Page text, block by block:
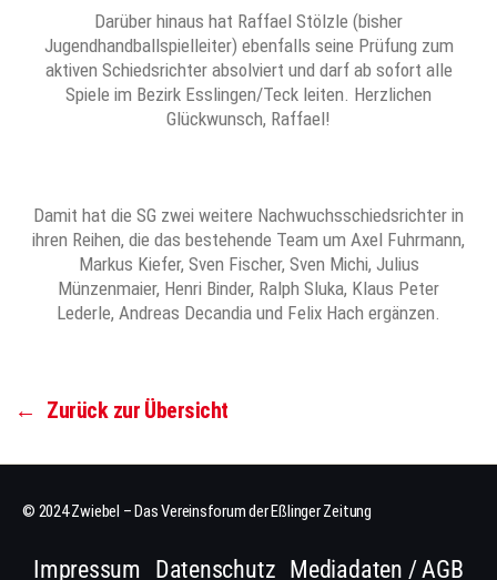
Darüber hinaus hat Raffael Stölzle (bisher
Jugendhandballspielleiter) ebenfalls seine Prüfung zum
aktiven Schiedsrichter absolviert und darf ab sofort alle
Spiele im Bezirk Esslingen/Teck leiten. Herzlichen
Glückwunsch, Raffael!
Damit hat die SG zwei weitere Nachwuchsschiedsrichter in
ihren Reihen, die das bestehende Team um Axel Fuhrmann,
Markus Kiefer, Sven Fischer, Sven Michi, Julius
Münzenmaier, Henri Binder, Ralph Sluka, Klaus Peter
Lederle, Andreas Decandia und Felix Hach ergänzen.
← Zurück zur Übersicht
© 2024 Zwiebel – Das Vereinsforum der Eßlinger Zeitung
Impressum Datenschutz Mediadaten / AGB